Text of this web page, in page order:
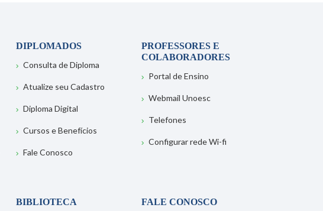
DIPLOMADOS
Consulta de Diploma
Atualize seu Cadastro
Diploma Digital
Cursos e Benefícios
Fale Conosco
PROFESSORES E
COLABORADORES
Portal de Ensino
Webmail Unoesc
Telefones
Configurar rede Wi-fi
BIBLIOTECA FALE CONOSCO